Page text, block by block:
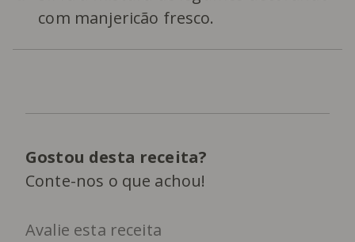
com manjericão fresco.
Gostou desta receita?
Conte-nos o que achou!
Avalie esta receita